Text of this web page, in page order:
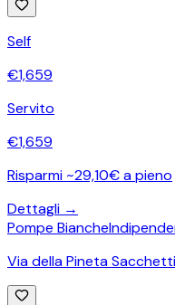
Self
€1,659
Servito
€1,659
Risparmi ~29,10€ a pieno
Dettagli →
Pompe Bianche
Via della Pineta